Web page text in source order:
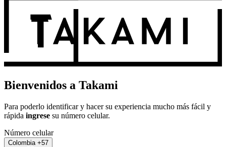
Bienvenidos a Takami
Para poderlo identificar y hacer su experiencia mucho más fácil y
rápida ingrese su número celular.
Número celular
Colombia +57